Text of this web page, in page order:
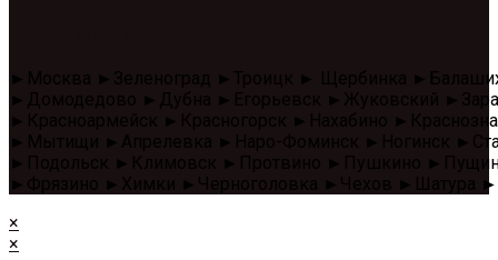
►Москва ►Зеленоград ►Троицк ► Щербинка
►Домодедово ►Дубна ►Егорьевск ►Жуковский
►Красноармейск ►Красногорск ►Нахабино
►Мытищи ►Апрелевка ►Наро-Фоминск ►Ногинск
►Подольск ►Климовск ►Протвино ►Пушкино
►Фрязино ►Химки ►Черноголовка ►Чехов ►Шатура
×
×